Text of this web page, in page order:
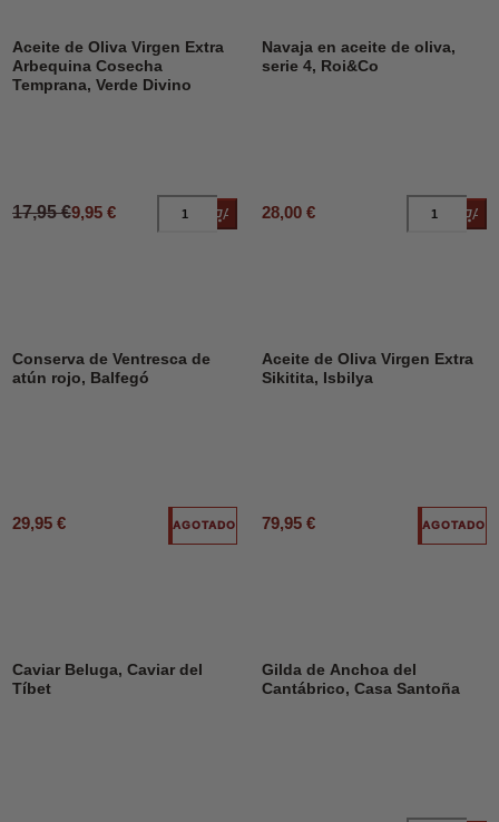
DESCUENTO45%
Aceite de Oliva Virgen Extra
Arbequina Cosecha
Temprana, Verde Divino
17,95 €9,95 € Añadir al carrito
Navaja en aceite de oliva,
serie 4, Roi&Co
28,00 €
Conserva de Ventresca de
atún rojo, Balfegó
29,95 € AGOTADO
Aceite de Oliva Virgen Extra
Sikitita, Isbilya
79,95 € AGOTADO
Caviar Beluga, Caviar del
Tíbet
Gilda de Anchoa del
Cantábrico, Casa Santoña